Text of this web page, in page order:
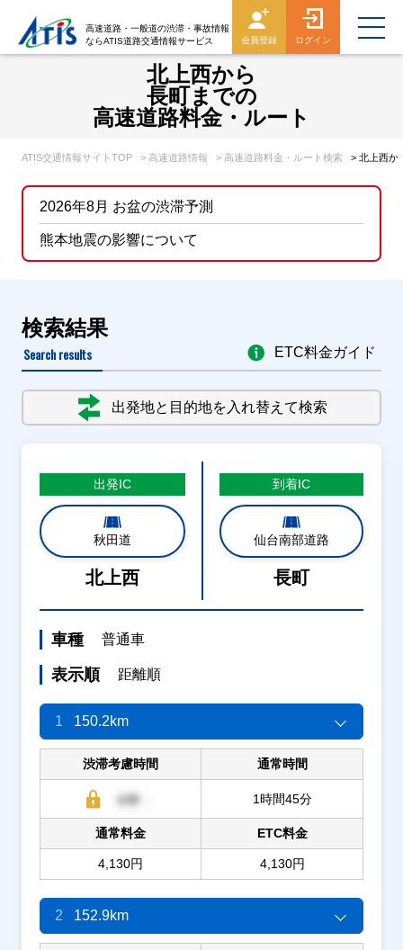
高速道路・一般道の渋滞・事故情報
ならATIS道路交通情報サービス
会員登録 ログイン
北上西から
長町までの
高速道路料金・ルート
ATIS交通情報サイトTOP > 高速道路情報 > 高速道路料金・ルート検索 > 北上西か
2026年8月 お盆の渋滞予測
熊本地震の影響について
検索結果
Search results
出発地と目的地を入れ替えて検索
ETC料金ガイド
出発IC
秋田道
北上西
到着IC
仙台南部道路
長町
車種 普通車
表示順 距離順
1 150.2km
渋滞考慮時間 通常時間
1時間45分
通常料金
4,130円
ETC料金
4,130円
2 152.9km